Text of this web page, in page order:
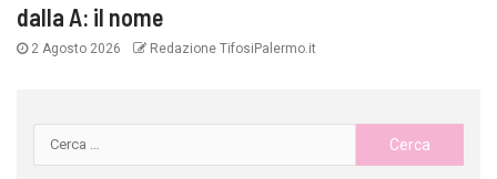
dalla A: il nome
2 Agosto 2026 Redazione TifosiPalermo.it